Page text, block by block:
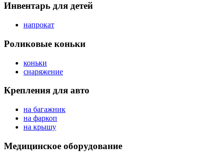
Инвентарь для детей
напрокат
Роликовые коньки
коньки
снаряжение
Крепления для авто
на багажник
на фаркоп
на крышу
Медицинское оборудование